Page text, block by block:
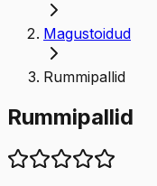
Magustoidud
Rummipallid
Rummipallid